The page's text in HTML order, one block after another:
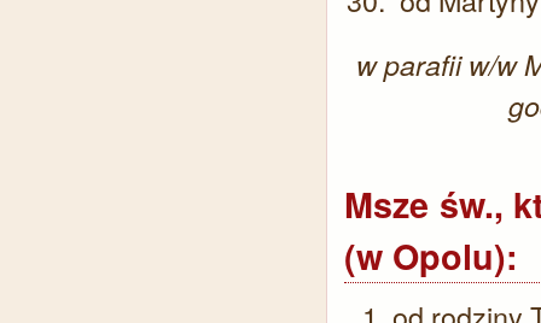
w parafii w/w
Msze św.,
(w Opolu):